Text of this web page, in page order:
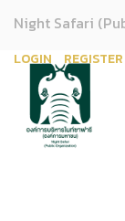
Night Safari
LOGIN REGISTER